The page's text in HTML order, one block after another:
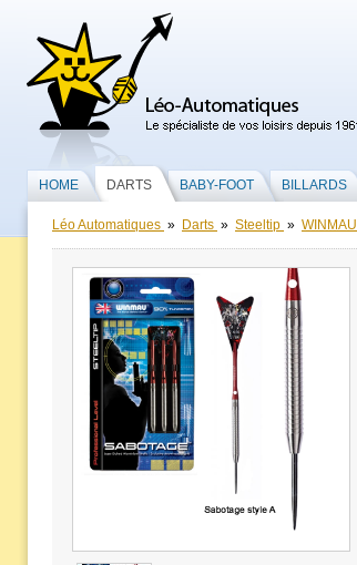
HOME DARTS BABY-FOOT BILLARDS
Léo Automatiques » Darts » Steeltip » WINMAU